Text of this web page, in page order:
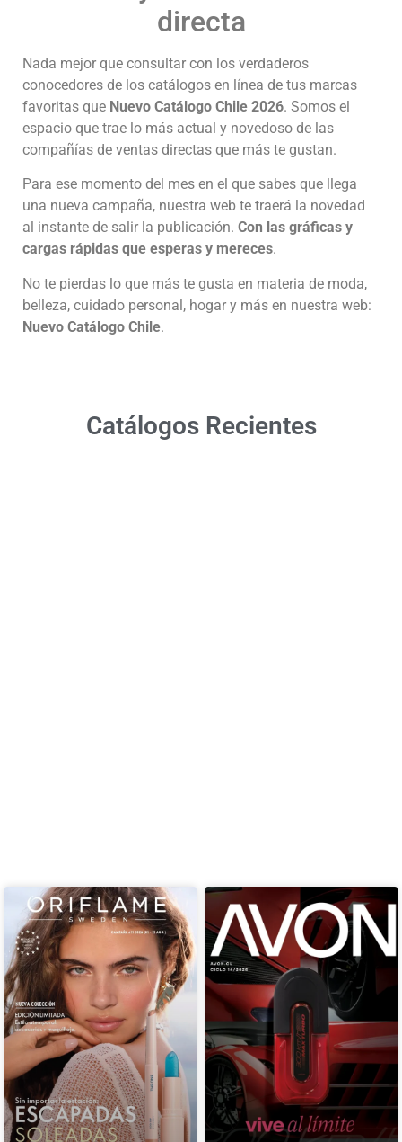
directa
Nada mejor que consultar con los verdaderos
conocedores de los catálogos en línea de tus marcas
favoritas que Nuevo Catálogo Chile 2026. Somos el
espacio que trae lo más actual y novedoso de las
compañías de ventas directas que más te gustan.
Para ese momento del mes en el que sabes que llega
una nueva campaña, nuestra web te traerá la novedad
al instante de salir la publicación. Con las gráficas y
cargas rápidas que esperas y mereces.
No te pierdas lo que más te gusta en materia de moda,
belleza, cuidado personal, hogar y más en nuestra web:
Nuevo Catálogo Chile.
Catálogos Recientes